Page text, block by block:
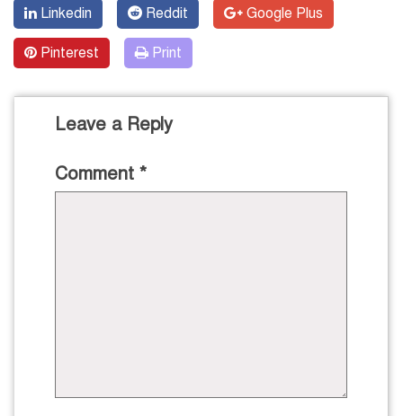
Linkedin Reddit Google Plus
Pinterest Print
Leave a Reply
Comment *